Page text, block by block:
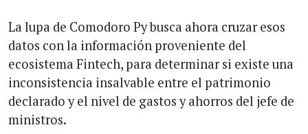
La lupa de Comodoro Py busca ahora cruzar esos
datos con la información proveniente del
ecosistema Fintech, para determinar si existe una
inconsistencia insalvable entre el patrimonio
declarado y el nivel de gastos y ahorros del jefe de
ministros.